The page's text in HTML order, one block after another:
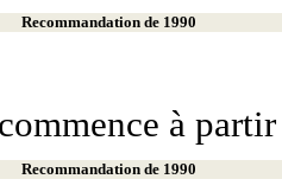
Recommandation de 1990
à
Recommandation de 1990